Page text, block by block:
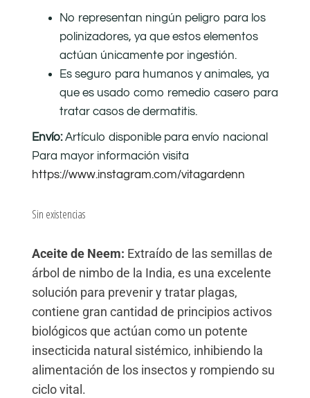
No representan ningún peligro para los
polinizadores, ya que estos elementos
actúan únicamente por ingestión.
Es seguro para humanos y animales, ya
que es usado como remedio casero para
tratar casos de dermatitis.
Envío:Artículo disponible para envío nacional
Para mayor información visita
https://www.instagram.com/vitagardenn
Sin existencias
Aceite de Neem: Extraído de las semillas de
árbol de nimbo de la India, es una excelente
solución para prevenir y tratar plagas,
contiene gran cantidad de principios activos
biológicos que actúan como un potente
insecticida natural sistémico, inhibiendo la
alimentación de los insectos y rompiendo su
ciclo vital.